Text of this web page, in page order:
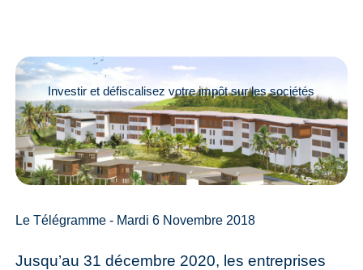
Investir et défiscalisez votre impôt sur les sociétés
Le Télégramme - Mardi 6 Novembre 2018
Jusqu’au 31 décembre 2020, les entreprises